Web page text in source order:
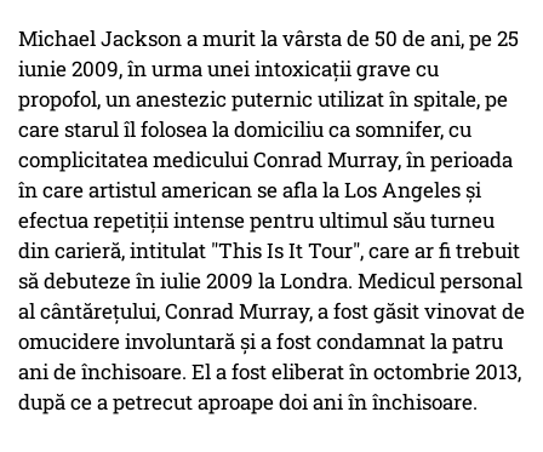
Michael Jackson a murit la vârsta de 50 de ani, pe 25
iunie 2009, în urma unei intoxicaţii grave cu
propofol, un anestezic puternic utilizat în spitale, pe
care starul îl folosea la domiciliu ca somnifer, cu
complicitatea medicului Conrad Murray, în perioada
în care artistul american se afla la Los Angeles şi
efectua repetiţii intense pentru ultimul său turneu
din carieră, intitulat "This Is It Tour", care ar fi trebuit
să debuteze în iulie 2009 la Londra. Medicul personal
al cântăreţului, Conrad Murray, a fost găsit vinovat de
omucidere involuntară şi a fost condamnat la patru
ani de închisoare. El a fost eliberat în octombrie 2013,
după ce a petrecut aproape doi ani în închisoare.